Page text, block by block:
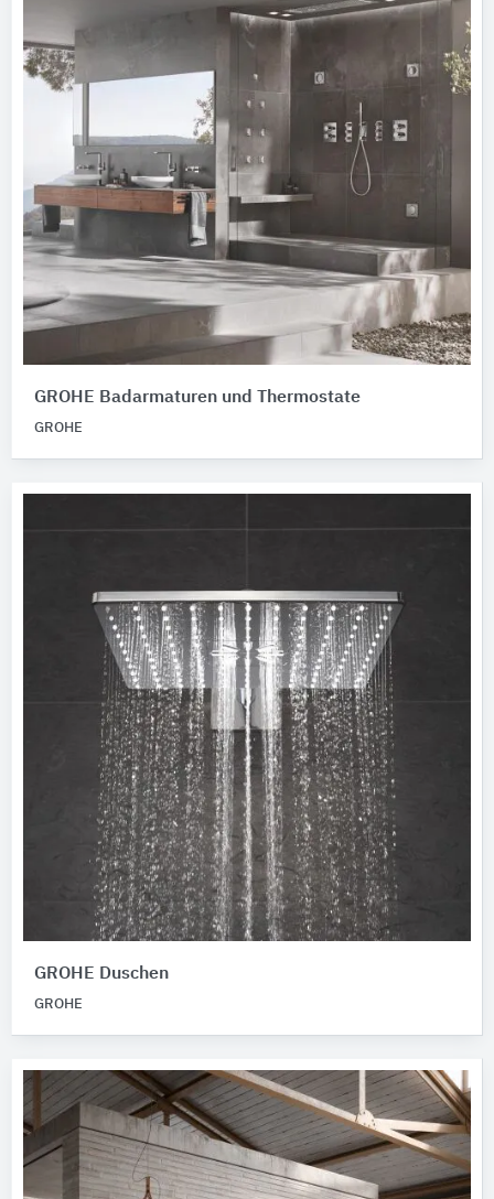
GROHE Badarmaturen und Thermostate
GROHE
GROHE Duschen
GROHE